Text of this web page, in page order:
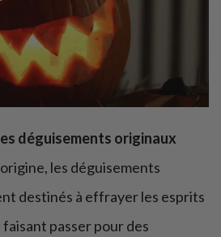
déguisements originaux
les déguisements
destinés à effrayer les esprits
passer pour des